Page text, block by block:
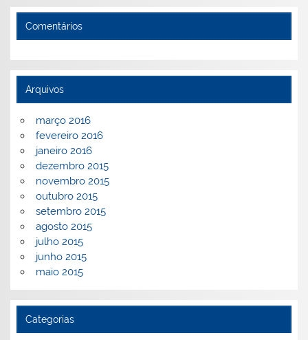
Comentários
Arquivos
março 2016
fevereiro 2016
janeiro 2016
dezembro 2015
novembro 2015
outubro 2015
setembro 2015
agosto 2015
julho 2015
junho 2015
maio 2015
Categorias